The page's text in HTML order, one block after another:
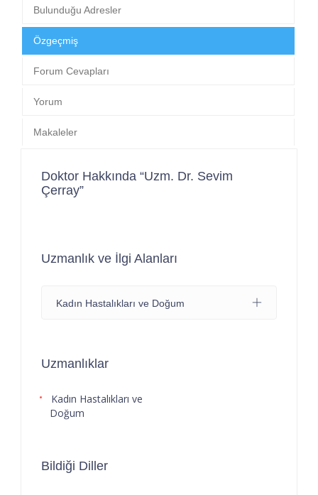
Bulunduğu Adresler
Özgeçmiş
Forum Cevapları
Yorum
Makaleler
Doktor Hakkında “Uzm. Dr. Sevim
Çerray”
Uzmanlık ve İlgi Alanları
Kadın Hastalıkları ve Doğum
Uzmanlıklar
Kadın Hastalıkları ve
Doğum
Bildiği Diller